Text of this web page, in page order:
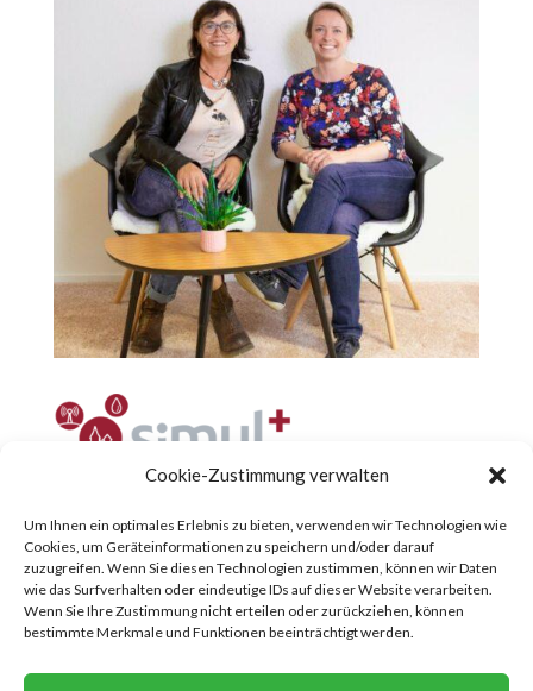
Cookie-Zustimmung verwalten
Um Ihnen ein optimales Erlebnis zu bieten, verwenden wir Technologien wie
Cookies, um Geräteinformationen zu speichern und/oder darauf
zuzugreifen. Wenn Sie diesen Technologien zustimmen, können wir Daten
wie das Surfverhalten oder eindeutige IDs auf dieser Website verarbeiten.
Wenn Sie Ihre Zustimmung nicht erteilen oder zurückziehen, können
bestimmte Merkmale und Funktionen beeinträchtigt werden.
DOWNLOAD INFO-FLYER